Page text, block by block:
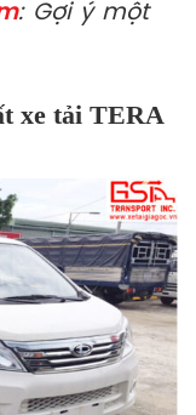
: Gợi ý một
xe tải TERA